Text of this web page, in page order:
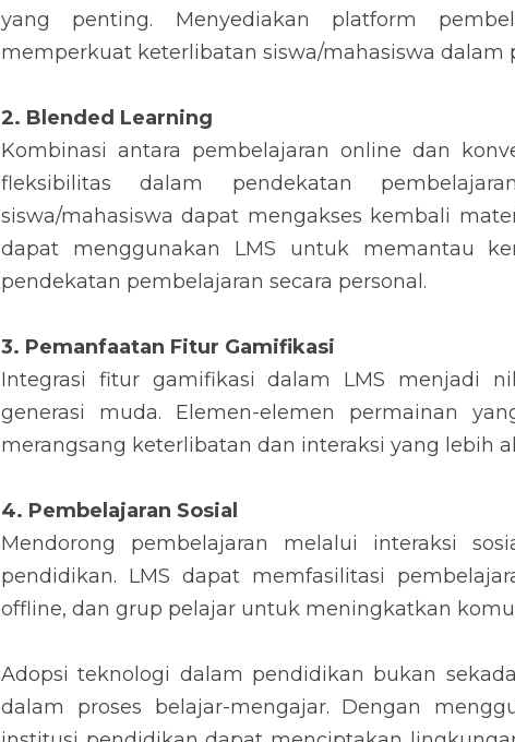
yang penting. Menyediakan platform
memperkuat keterlibatan siswa/mahasiswa dalam
2. Blended Learning
Kombinasi antara pembelajaran online dan
fleksibilitas dalam pendekatan
siswa/mahasiswa dapat mengakses kembali
dapat menggunakan LMS untuk memantau
pendekatan pembelajaran secara personal.
3. Pemanfaatan Fitur Gamifikasi
Integrasi fitur gamifikasi dalam LMS menjadi
generasi muda. Elemen-elemen permainan
merangsang keterlibatan dan interaksi yang lebih
4. Pembelajaran Sosial
Mendorong pembelajaran melalui interaksi
pendidikan. LMS dapat memfasilitasi
offline, dan grup pelajar untuk meningkatkan
Adopsi teknologi dalam pendidikan bukan
dalam proses belajar-mengajar. Dengan